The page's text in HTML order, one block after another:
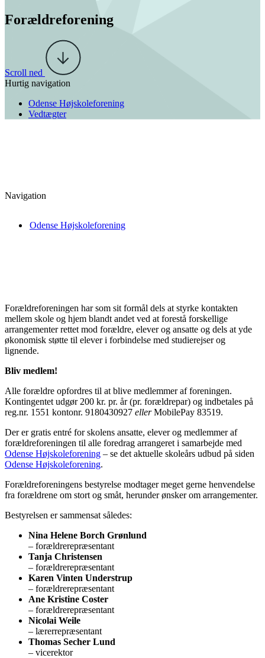
Forældreforening
Scroll ned
Hurtig navigation
Odense Højskoleforening
Vedtægter
Navigation
Odense Højskoleforening
Forældreforeningen har som sit formål dels at styrke kontakten
mellem skole og hjem blandt andet ved at forestå forskellige
arrangementer rettet mod forældre, elever og ansatte og dels at yde
økonomisk støtte til elever i forbindelse med studierejser og
lignende.
Bliv medlem!
Alle forældre opfordres til at blive medlemmer af foreningen.
Kontingentet udgør 200 kr. pr. år (pr. forældrepar) og indbetales på
reg.nr. 1551 kontonr. 9180430927 ellerMobilePay 83519.
Der er gratis entré for skolens ansatte, elever og medlemmer af
forældreforeningen til alle foredrag arrangeret i samarbejde med
Odense Højskoleforening – se det aktuelle skoleårs udbud på siden
Odense Højskoleforening.
Forældreforeningens bestyrelse modtager meget gerne henvendelse
fra forældrene om stort og småt, herunder ønsker om arrangementer.
Bestyrelsen er sammensat således:
Nina Helene Borch Grønlund
– forældrerepræsentant
Tanja Christensen
– forældrerepræsentant
Karen Vinten Understrup
– forældrerepræsentant
Ane Kristine Coster
– forældrerepræsentant
Nicolai Weile
– lærerrepræsentant
Thomas Secher Lund
– vicerektor